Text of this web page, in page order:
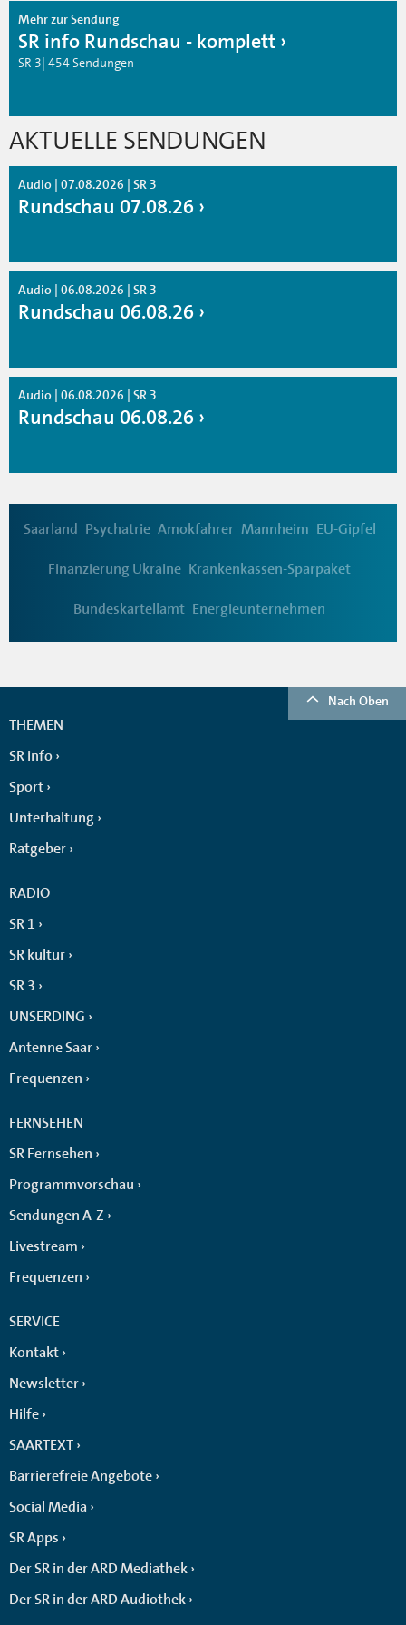
Mehr zur Sendung
SR info Rundschau - komplett
SR 3| 454 Sendungen
AKTUELLE SENDUNGEN
Audio | 07.08.2026 | SR 3
Rundschau 07.08.26
Audio | 06.08.2026 | SR 3
Rundschau 06.08.26
Audio | 06.08.2026 | SR 3
Rundschau 06.08.26
Saarland Psychatrie Amokfahrer Mannheim EU-Gipfel
Finanzierung Ukraine Krankenkassen-Sparpaket
Bundeskartellamt Energieunternehmen
Nach Oben
THEMEN
SR info
Sport
Unterhaltung
Ratgeber
RADIO
SR 1
SR kultur
SR 3
UNSERDING
Antenne Saar
Frequenzen
FERNSEHEN
SR Fernsehen
Programmvorschau
Sendungen A-Z
Livestream
Frequenzen
SERVICE
Kontakt
Newsletter
Hilfe
SAARTEXT
Barrierefreie Angebote
Social Media
SR Apps
Der SR in der ARD Mediathek
Der SR in der ARD Audiothek